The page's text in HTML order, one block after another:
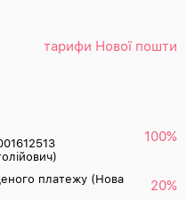
тарифи Нової пошти
100%
платежу (Нова
20%